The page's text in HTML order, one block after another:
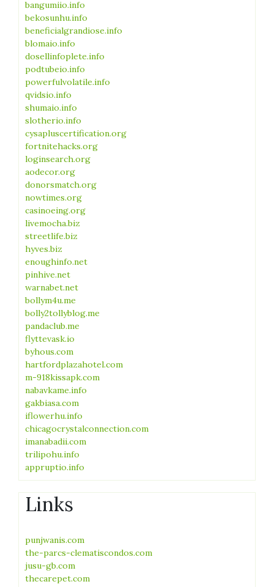
bangumiio.info
bekosunhu.info
beneficialgrandiose.info
blomaio.info
dosellinfoplete.info
podtubeio.info
powerfulvolatile.info
qvidsio.info
shumaio.info
slotherio.info
cysapluscertification.org
fortnitehacks.org
loginsearch.org
aodecor.org
donorsmatch.org
nowtimes.org
casinoeing.org
livemocha.biz
streetlife.biz
hyves.biz
enoughinfo.net
pinhive.net
warnabet.net
bollym4u.me
bolly2tollyblog.me
pandaclub.me
flyttevask.io
byhous.com
hartfordplazahotel.com
m-918kissapk.com
nabavkame.info
gakbiasa.com
iflowerhu.info
chicagocrystalconnection.com
imanabadii.com
trilipohu.info
appruptio.info
Links
punjwanis.com
the-parcs-clematiscondos.com
jusu-gb.com
thecarepet.com